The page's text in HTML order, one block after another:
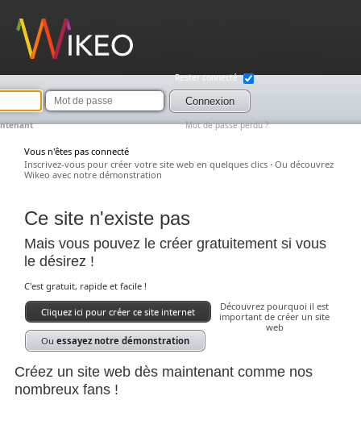
Rester connecté
Mot
de
passe
Connexion
Mot de passe perdu ?
Vous n'êtes pas connecté
Inscrivez-vous pour créer votre site web en quelques clics · Ou découvrez
Wikeo avec notre démonstration
Ce site n'existe pas
Mais vous pouvez le créer gratuitement si vous
le désirez !
C'est gratuit, rapide et facile !
Cliquez ici pour créer ce site internet
Ou essayez notre démonstration
Découvrez pourquoi il est
important de créer un site
web
Créez un site web dès maintenant comme nos
nombreux fans !